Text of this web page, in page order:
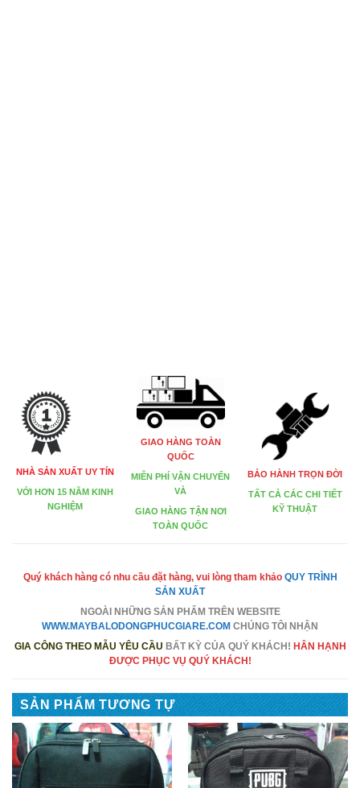
NHÀ SẢN XUẤT UY TÍN
VỚI HƠN 15 NĂM KINH
NGHIỆM
GIAO HÀNG TOÀN
QUỐC
MIỄN PHÍ VẬN CHUYỂN
VÀ
GIAO HÀNG TẬN NƠI
TOÀN QUỐC
BẢO HÀNH TRỌN ĐỜI
TẤT CẢ CÁC CHI TIẾT
KỸ THUẬT
Quý khách hàng có nhu cầu đặt hàng, vui lòng tham khảo QUY TRÌNH
SẢN XUẤT
NGOÀI NHỮNG SẢN PHẨM TRÊN WEBSITE
WWW.MAYBALODONGPHUCGIARE.COM CHÚNG TÔI NHẬN
GIA CÔNG THEO MẪU YÊU CẦU BẤT KỲ CỦA QUÝ KHÁCH! HÂN HẠNH
ĐƯỢC PHỤC VỤ QUÝ KHÁCH!
SẢN PHẨM TƯƠNG TỰ